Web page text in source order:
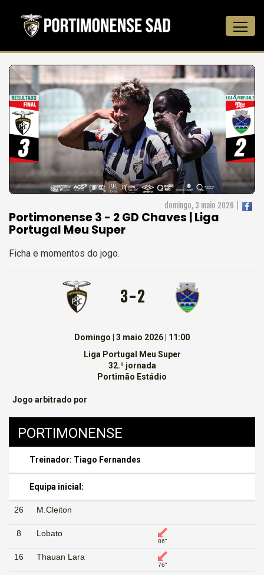
domingo, 3 maio 2026 |
Portimonense 3 - 2 GD Chaves | Liga
Portugal Meu Super
Ficha e momentos do jogo.
3 - 2
Domingo | 3 maio 2026 | 11:00
Liga Portugal Meu Super
32.ª jornada
Portimão Estádio
Jogo arbitrado por
PORTIMONENSE
Treinador: Tiago Fernandes
Equipa inicial:
26 M.Cleiton
8 Lobato
86"
16 Thauan Lara
76"